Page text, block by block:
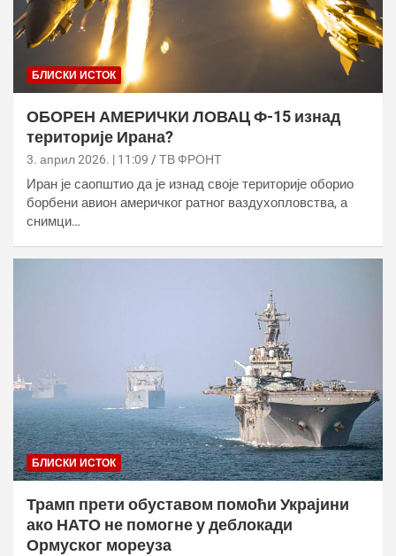
БЛИСКИ ИСТОК
ОБОРЕН АМЕРИЧКИ ЛОВАЦ Ф-15 изнад
територије Ирана?
3. април 2026. | 11:09 ТВ ФРОНТ
Иран је саопштио да је изнад своје територије оборио
борбени авион америчког ратног ваздухопловства, а
снимци…
БЛИСКИ ИСТОК
Трамп прети обуставом помоћи Украјини
ако НАТО не помогне у деблокади
Ормуског мореуза